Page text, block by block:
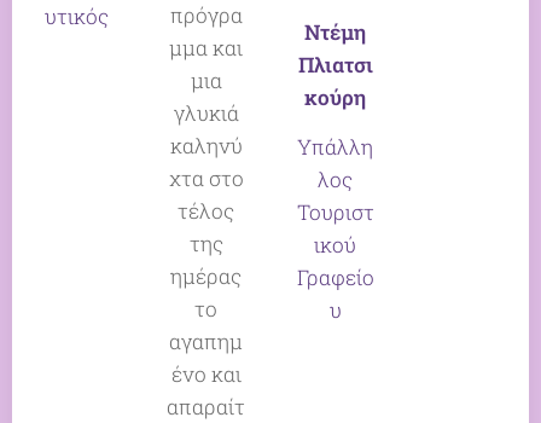
υτικός
πρόγρα
μμα και
μια
γλυκιά
καληνύ
χτα στο
τέλος
της
ημέρας
το
αγαπημ
ένο και
απαραίτ
Ντέμη
Πλιατσι
κούρη
Υπάλλη
λος
Τουριστ
ικού
Γραφείο
υ